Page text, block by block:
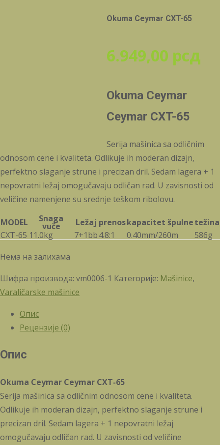
Okuma Ceymar CXT-65
6.949,00 рсд
Okuma Ceymar
Ceymar CXT-65
Serija mašinica sa odličnim
odnosom cene i kvaliteta. Odlikuje ih moderan dizajn,
perfektno slaganje strune i precizan dril. Sedam lagera + 1
nepovratni ležaj omogučavaju odličan rad. U zavisnosti od
veličine namenjene su srednje teškom ribolovu.
MODEL Snaga
vuče Ležaj prenoskapacitet špulnetežina
CXT-65 11.0kg 7+1bb4.8:1 0.40mm/260m
586g
Нема на залихама
Шифра производа: vm0006-1 Категорије: Mašinice,
Varaličarske mašinice
Опис
Рецензије (0)
Опис
Okuma Ceymar Ceymar CXT-65
Serija mašinica sa odličnim odnosom cene i kvaliteta.
Odlikuje ih moderan dizajn, perfektno slaganje strune i
precizan dril. Sedam lagera + 1 nepovratni ležaj
omogučavaju odličan rad. U zavisnosti od veličine